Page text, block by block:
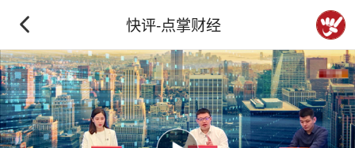
快评-点掌财经